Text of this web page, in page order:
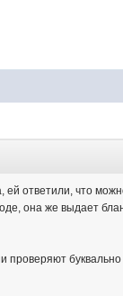
ответили, что
она же выдает
проверяют буквально